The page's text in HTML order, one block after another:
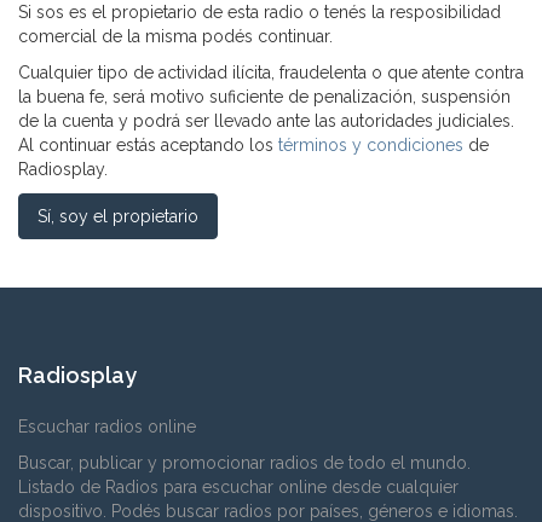
Si sos es el propietario de esta radio o tenés la resposibilidad
comercial de la misma podés continuar.
Cualquier tipo de actividad ilícita, fraudelenta o que atente contra
la buena fe, será motivo suficiente de penalización, suspensión
de la cuenta y podrá ser llevado ante las autoridades judiciales.
Al continuar estás aceptando los términos y condiciones de
Radiosplay.
Sí, soy el propietario
Radiosplay
Escuchar radios online
Buscar, publicar y promocionar radios de todo el mundo.
Listado de Radios para escuchar online desde cualquier
dispositivo. Podés buscar radios por países, géneros e idiomas.